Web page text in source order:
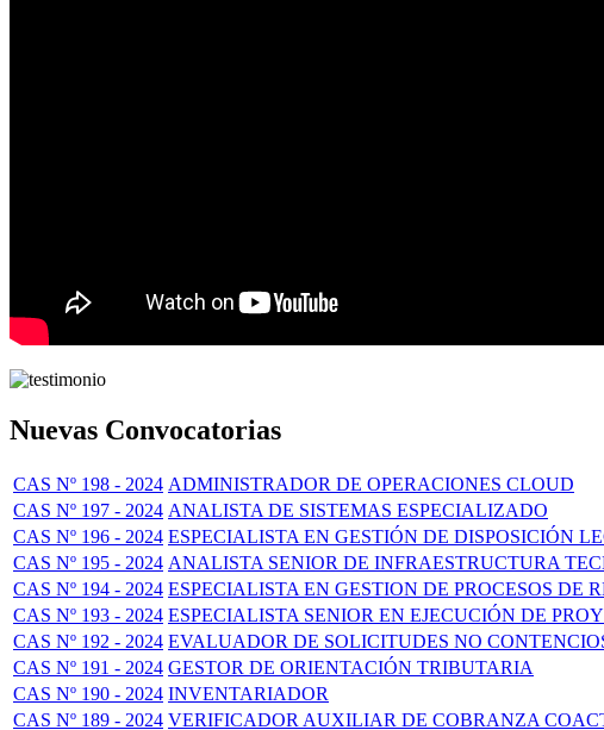
Nuevas Convocatorias
CAS Nº 198 - 2024 ADMINISTRADOR DE OPERACIONES CLOUD
CAS Nº 197 - 2024 ANALISTA DE SISTEMAS ESPECIALIZADO
CAS Nº 196 - 2024 ESPECIALISTA EN GESTIÓN DE DISPOSICIÓN
CAS Nº 195 - 2024 ANALISTA SENIOR DE INFRAESTRUCTURA
CAS Nº 194 - 2024 ESPECIALISTA EN GESTION DE PROCESOS DE
CAS Nº 193 - 2024 ESPECIALISTA SENIOR EN EJECUCIÓN DE
CAS Nº 192 - 2024 EVALUADOR DE SOLICITUDES NO
CAS Nº 191 - 2024 GESTOR DE ORIENTACIÓN TRIBUTARIA
CAS Nº 190 - 2024 INVENTARIADOR
CAS Nº 189 - 2024 VERIFICADOR AUXILIAR DE COBRANZA